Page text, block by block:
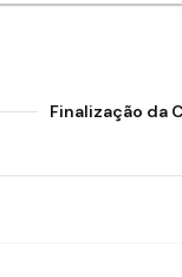
Finalização da